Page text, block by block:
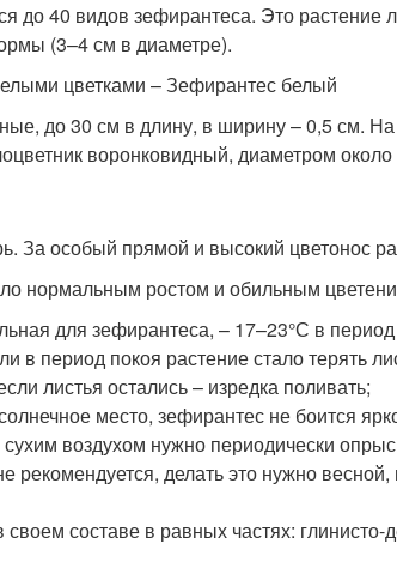
до 40 видов зефирантеса. Это растение
(3–4 см в диаметре).
цветками – Зефирантес белый
до 30 см в длину, в ширину – 0,5 см.
воронковидный, диаметром
За особый прямой и высокий цветонос
нормальным ростом и обильным
для зефирантеса, – 17–23°С в
в период покоя растение стало терять
листья остались – изредка поливать;
место, зефирантес не боится
воздухом нужно периодически
рекомендуется, делать это нужно
составе в равных частях: